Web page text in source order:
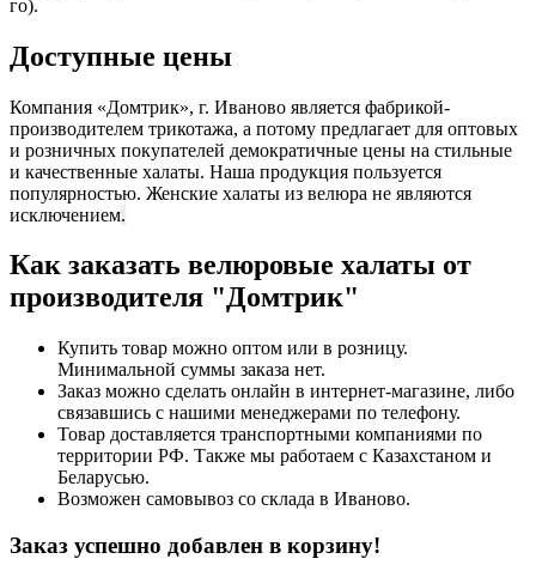
го).
Доступные цены
Компания «Домтрик», г. Иваново является фабрикой-
производителем трикотажа, а потому предлагает для оптовых
и розничных покупателей демократичные цены на стильные
и качественные халаты. Наша продукция пользуется
популярностью. Женские халаты из велюра не являются
исключением.
Как заказать велюровые халаты от
производителя "Домтрик"
Купить товар можно оптом или в розницу.
Минимальной суммы заказа нет.
Заказ можно сделать онлайн в интернет-магазине, либо
связавшись с нашими менеджерами по телефону.
Товар доставляется транспортными компаниями по
территории РФ. Также мы работаем с Казахстаном и
Беларусью.
Возможен самовывоз со склада в Иваново.
Заказ успешно добавлен в корзину!